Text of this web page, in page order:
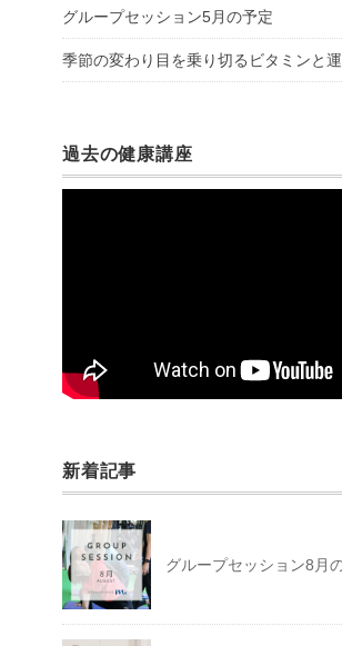
グループセッション5月の予定
季節の変わり目を乗り切るビタミンと
過去の健康講座
新着記事
グループセッション8月